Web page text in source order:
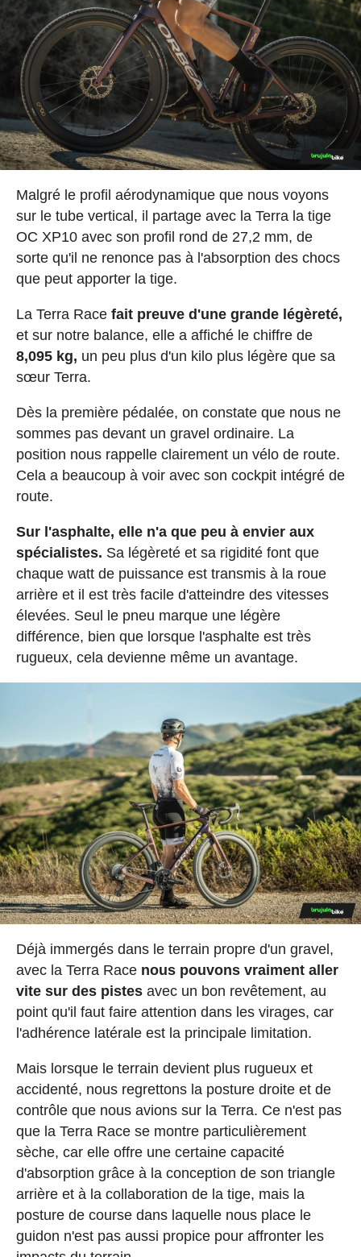
Malgré le profil aérodynamique que nous voyons
sur le tube vertical, il partage avec la Terra la tige
OC XP10 avec son profil rond de 27,2 mm, de
sorte qu'il ne renonce pas à l'absorption des chocs
que peut apporter la tige.
La Terra Race fait preuve d'une grande légèreté,
et sur notre balance, elle a affiché le chiffre de
8,095 kg, un peu plus d'un kilo plus légère que sa
sœur Terra.
Dès la première pédalée, on constate que nous ne
sommes pas devant un gravel ordinaire. La
position nous rappelle clairement un vélo de route.
Cela a beaucoup à voir avec son cockpit intégré de
route.
Sur l'asphalte, elle n'a que peu à envier aux
spécialistes. Sa légèreté et sa rigidité font que
chaque watt de puissance est transmis à la roue
arrière et il est très facile d'atteindre des vitesses
élevées. Seul le pneu marque une légère
différence, bien que lorsque l'asphalte est très
rugueux, cela devienne même un avantage.
Déjà immergés dans le terrain propre d'un gravel,
avec la Terra Race nous pouvons vraiment aller
vite sur des pistesavec un bon revêtement, au
point qu'il faut faire attention dans les virages, car
l'adhérence latérale est la principale limitation.
Mais lorsque le terrain devient plus rugueux et
accidenté, nous regrettons la posture droite et de
contrôle que nous avions sur la Terra. Ce n'est pas
que la Terra Race se montre particulièrement
sèche, car elle offre une certaine capacité
d'absorption grâce à la conception de son triangle
arrière et à la collaboration de la tige, mais la
posture de course dans laquelle nous place le
guidon n'est pas aussi propice pour affronter les